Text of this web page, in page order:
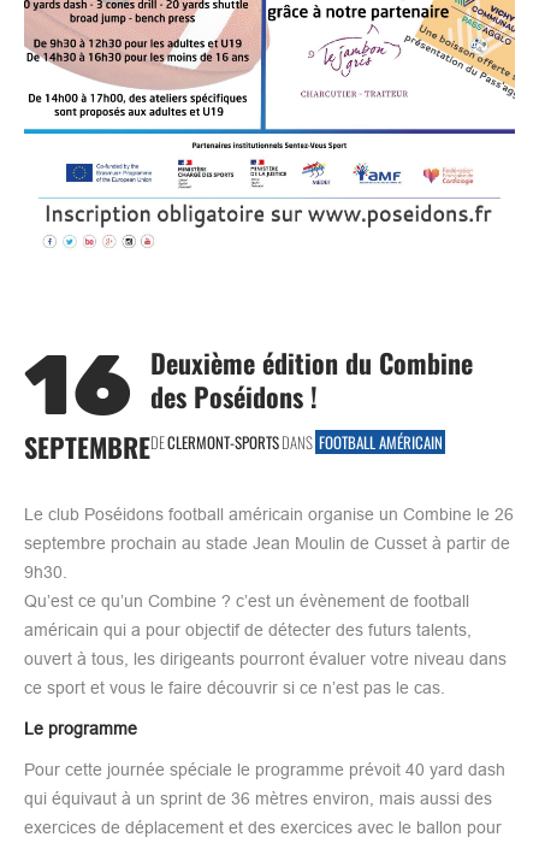
16
SEPTEMBRE
Deuxième édition du Combine
des Poséidons !
DECLERMONT-SPORTSDANS FOOTBALL AMÉRICAIN
Le club Poséidons football américain organise un Combine le 26
septembre prochain au stade Jean Moulin de Cusset à partir de
9h30.
Qu’est ce qu’un Combine ? c’est un évènement de football
américain qui a pour objectif de détecter des futurs talents,
ouvert à tous, les dirigeants pourront évaluer votre niveau dans
ce sport et vous le faire découvrir si ce n’est pas le cas.
Le programme
Pour cette journée spéciale le programme prévoit 40 yard dash
qui équivaut à un sprint de 36 mètres environ, mais aussi des
exercices de déplacement et des exercices avec le ballon pour